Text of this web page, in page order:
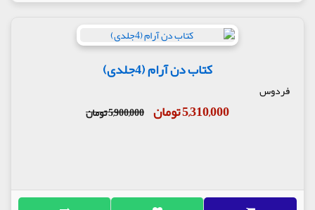
کتاب دن آرام (4جلدی)
فردوس
5,310,000 تومان 5,900,000 تومان